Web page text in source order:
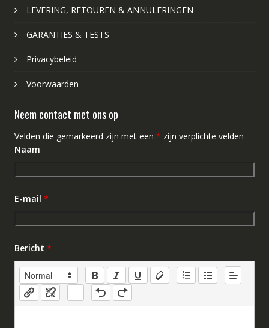
LEVERING, RETOUREN & ANNULERINGEN
GARANTIES & TESTS
Privacybeleid
Voorwaarden
Neem contact met ons op
Velden die gemarkeerd zijn met een * zijn verplichte velden
Naam
E-mail *
Bericht *